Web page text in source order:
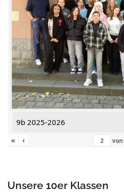
9b 2025-2026
«
‹ von
Unsere 10er Klassen